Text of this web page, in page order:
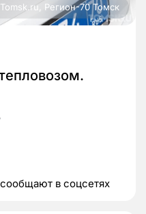
Регион-70 Томск
в соцсетях